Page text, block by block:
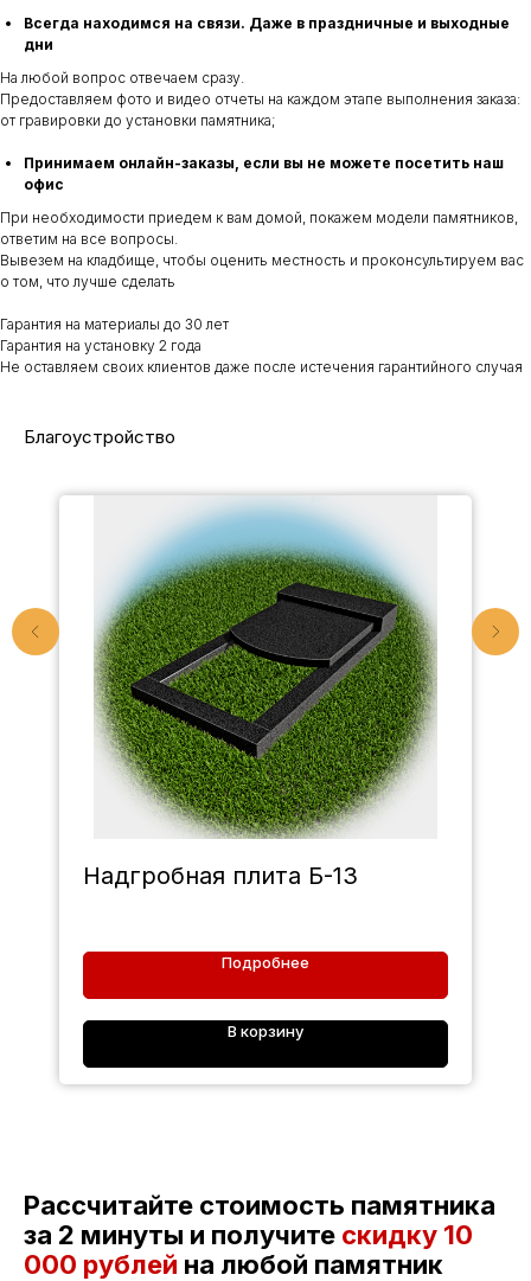
Всегда находимся на связи. Даже в праздничные и выходные
дни
На любой вопрос отвечаем сразу.
Предоставляем фото и видео отчеты на каждом этапе выполнения заказа:
от гравировки до установки памятника;
Принимаем онлайн-заказы, если вы не можете посетить наш
офис
При необходимости приедем к вам домой, покажем модели памятников,
ответим на все вопросы.
Вывезем на кладбище, чтобы оценить местность и проконсультируем вас
о том, что лучше сделать
Гарантия на материалы до 30 лет
Гарантия на установку 2 года
Не оставляем своих клиентов даже после истечения гарантийного случая
Благоустройство
Надгробная плита Б-13
Подробнее
В корзину
Рассчитайте стоимость памятника
за 2 минуты и получите скидку 10
000 рублей на любой памятник